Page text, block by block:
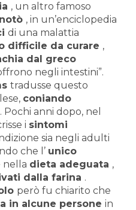
, un altro famoso
, in un’enciclopedia
di una malattia
difficile da curare ,
dal greco
negli intestini”.
tradusse questo
coniando
. Pochi anni dopo, nel
i sintomi
sia negli adulti
che l’ unico
nella dieta adeguata ,
dalla farina .
però fu chiarito che
in alcune persone in